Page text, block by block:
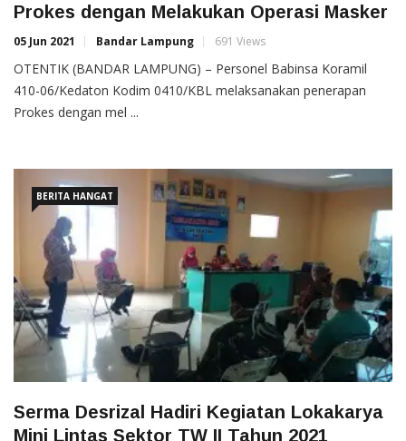
Prokes dengan Melakukan Operasi Masker
05 Jun 2021 Bandar Lampung 691 Views
OTENTIK (BANDAR LAMPUNG) – Personel Babinsa Koramil
410-06/Kedaton Kodim 0410/KBL melaksanakan penerapan
Prokes dengan mel ...
BERITA HANGAT
Serma Desrizal Hadiri Kegiatan Lokakarya
Mini Lintas Sektor TW II Tahun 2021